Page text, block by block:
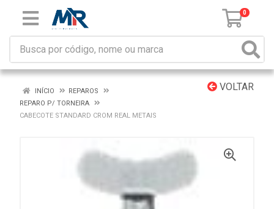
0
VOLTAR
INÍCIO
REPAROS
REPARO P/ TORNEIRA
CABECOTE STANDARD CROM REAL METAIS